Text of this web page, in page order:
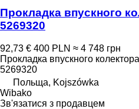
Прокладка впускного
5269320
92,73 € 400 PLN ≈ 4 748 грн
Прокладка впускного колектора
5269320
Польща, Kojszówka
Wibako
Зв'язатися з продавцем